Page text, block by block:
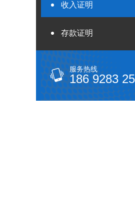
收入证明
存款证明
服务热线
186 9283